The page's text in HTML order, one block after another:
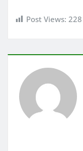
Post Views: 228